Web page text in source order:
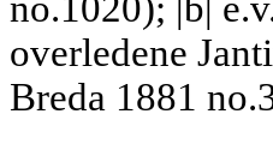
overledene
Breda 1881